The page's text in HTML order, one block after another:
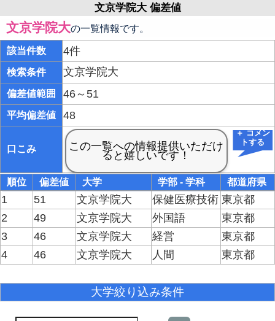
文京学院大 偏差値
文京学院大の一覧情報です。
該当件数 4件
検索条件 文京学院大
偏差値範囲 46～51
平均偏差値 48
口こみ
＋ コメン
トする
順位 偏差値 大学 学部 - 学科 都道府県
1 51 文京学院大 保健医療技術 東京都
2
49 文京学院大 外国語
東京都
3
46 文京学院大 経営
東京都
4
46 文京学院大 人間 東京都
大学絞り込み条件